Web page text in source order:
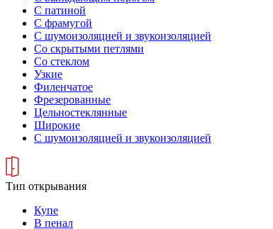
С патиной
С фрамугой
С шумоизоляцией и звукоизоляцией
Со скрытыми петлями
Со стеклом
Узкие
Филенчатое
Фрезерованные
Цельностеклянные
Широкие
С шумоизоляцией и звукоизоляцией
Тип открывания
Купе
В пенал